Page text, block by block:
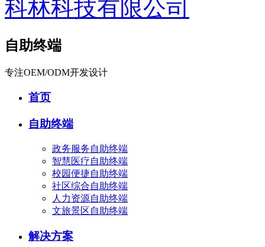
自助终端
专注OEM/ODM开发设计
首页
自助终端
政务服务自助终端
智慧医疗自助终端
校园便捷自助终端
社区综合自助终端
人力资源自助终端
文旅景区自助终端
解决方案